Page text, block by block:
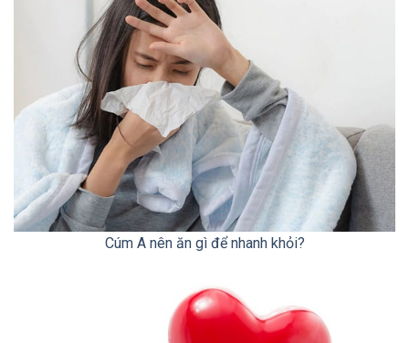
Cúm A nên ăn gì để nhanh khỏi?